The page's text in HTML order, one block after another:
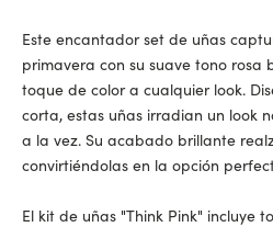
Este encantador set de uñas
primavera con su suave tono rosa
toque de color a cualquier look.
corta, estas uñas irradian un look
a la vez. Su acabado brillante
convirtiéndolas en la opción
El kit de uñas "Think Pink" incluye